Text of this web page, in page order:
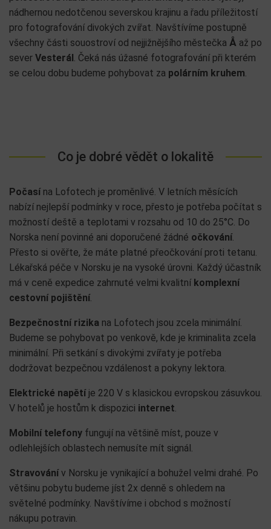
nádhernou nedotčenou severskou krajinu a řadu příležitostí
pro fotografování divokých zvířat. Navštívíme postupně
všechny části souostroví od nejjižnějšího městečka Å až po
sever Vesterál . Čeká nás úžasné fotografování při kterém
se celou dobu budeme pohybovat za polárním kruhem.
Co je dobré vědět o lokalitě
Počasína Lofotech je proměnlivé. V letních měsících
nabízí nejlepší podmínky v roce, přesto je potřeba počítat s
možností deště a teplotami v rozsahu od 10 do 25°C. Do
Norska není povinné ani doporučené žádné očkování.
Přesto si ověřte, že máte platné přeočkování proti tetanu.
Lékařská péče v Norsku je na vysoké úrovni. Každý účastník
má v ceně expedice zahrnuté velmi kvalitní komplexní
cestovní pojištění.
Bezpečnostní rizika na Lofotech jsou zcela minimální.
Budeme se pohybovat po venkově, kde je kriminalita zcela
minimální. Při setkání s divokými zvířaty je potřeba
dodržovat bezpečnou vzdálenost a pokyny lektora.
Elektrické napětíje 220 V s klasickou evropskou zásuvkou.
V hotelů je hostům k dispozici internet.
Mobilní telefony fungují na většině míst, pouze v
odlehlejších oblastech nemusíte mít signál.
Stravovánív Norsku je vynikající a bohužel velmi drahé. Po
většinu pobytu budeme jíst 2x denně s ohledem na
světelné podmínky. Navštívíme i obchod s možností
nákupu potravin.